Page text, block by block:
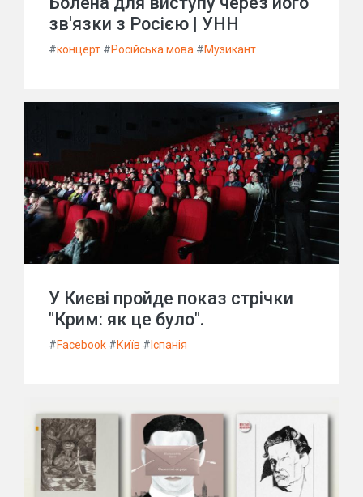
зв'язки з Росією | УНН
#концерт #Російська мова #Музикант
У Києві пройде показ стрічки
"Крим: як це було".
#Facebook #Київ # Іспанія